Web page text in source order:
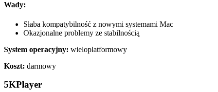
Wady:
Słaba kompatybilność z nowymi systemami Mac
Okazjonalne problemy ze stabilnością
System operacyjny: wieloplatformowy
Koszt: darmowy
5KPlayer